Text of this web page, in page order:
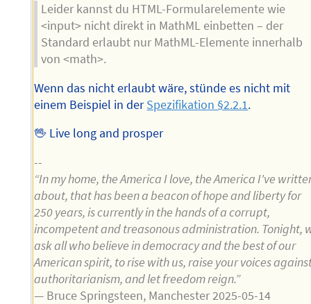
Leider kannst du HTML-Formularelemente wie
<input> nicht direkt in MathML einbetten – der
Standard erlaubt nur MathML-Elemente innerhalb
von <math>.
Wenn das nicht erlaubt wäre, stünde es nicht mit
einem Beispiel in derSpezifikation §2.2.1.
🖖 Live long and prosper
--
“In my home, the America I love, the America I've
about, that has been a beacon of hope and liberty for
250 years, is currently in the hands of a corrupt,
incompetent and treasonous administration. Tonight,
ask all who believe in democracy and the best of our
American spirit, to rise with us, raise your voices
authoritarianism, and let freedom reign.”
— Bruce Springsteen, Manchester 2025-05-14